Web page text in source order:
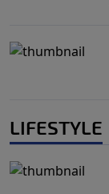
LIFESTYLE